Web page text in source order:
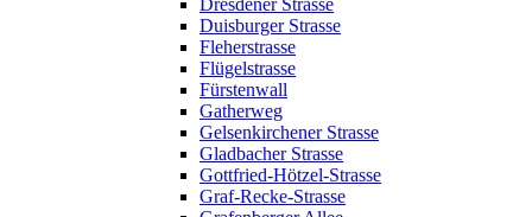
Duisburger Strasse
Fleherstrasse
Flügelstrasse
Fürstenwall
Gatherweg
Gelsenkirchener Strasse
Gladbacher Strasse
Gottfried-Hötzel-Strasse
Graf-Recke-Strasse